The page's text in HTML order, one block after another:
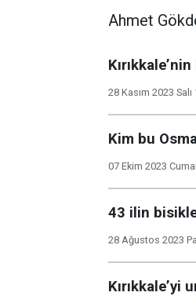
Ahmet
28 Kasım 2023 Salı
Kim bu
07 Ekim 2023
43 ilin
28 Ağustos 2023
Kırıkkale’yi